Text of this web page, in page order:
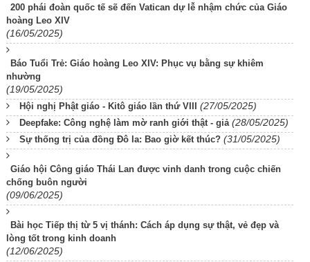
200 phái đoàn quốc tế sẽ đến Vatican dự lễ nhậm chức của Giáo
hoàng Leo XIV
(16/05/2025)
Báo Tuổi Trẻ: Giáo hoàng Leo XIV: Phục vụ bằng sự khiêm
nhường
(19/05/2025)
Hội nghị Phật giáo - Kitô giáo lần thứ VIII (27/05/2025)
Deepfake: Công nghệ làm mờ ranh giới thật - giả (28/05/2025)
Sự thống trị của đồng Đô la: Bao giờ kết thúc? (31/05/2025)
Giáo hội Công giáo Thái Lan được vinh danh trong cuộc chiến
chống buôn người
(09/06/2025)
Bài học Tiếp thị từ 5 vị thánh: Cách áp dụng sự thật, vẻ đẹp và
lòng tốt trong kinh doanh
(12/06/2025)